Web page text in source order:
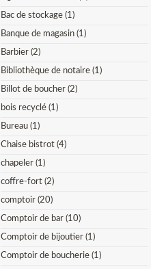
Bac de stockage (1)
Banque de magasin (1)
Barbier (2)
Bibliothèque de notaire (1)
Billot de boucher (2)
bois recyclé (1)
Bureau (1)
Chaise bistrot (4)
chapeler (1)
coffre-fort (2)
comptoir (20)
Comptoir de bar (10)
Comptoir de bijoutier (1)
Comptoir de boucherie (1)